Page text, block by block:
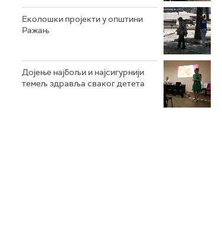
Eколошки пројекти у општини
Ражањ
Дојење најбољи и најсигурнији
темељ здравља сваког детета